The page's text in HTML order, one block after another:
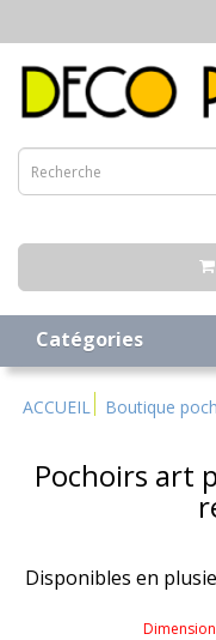
Catégories
ACCUEIL Boutique
Pochoirs art
Disponibles en